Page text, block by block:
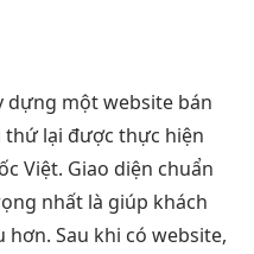
dựng một website bán
lại được thực hiện
Việt. Giao diện chuẩn
nhất là giúp khách
Sau khi có website,